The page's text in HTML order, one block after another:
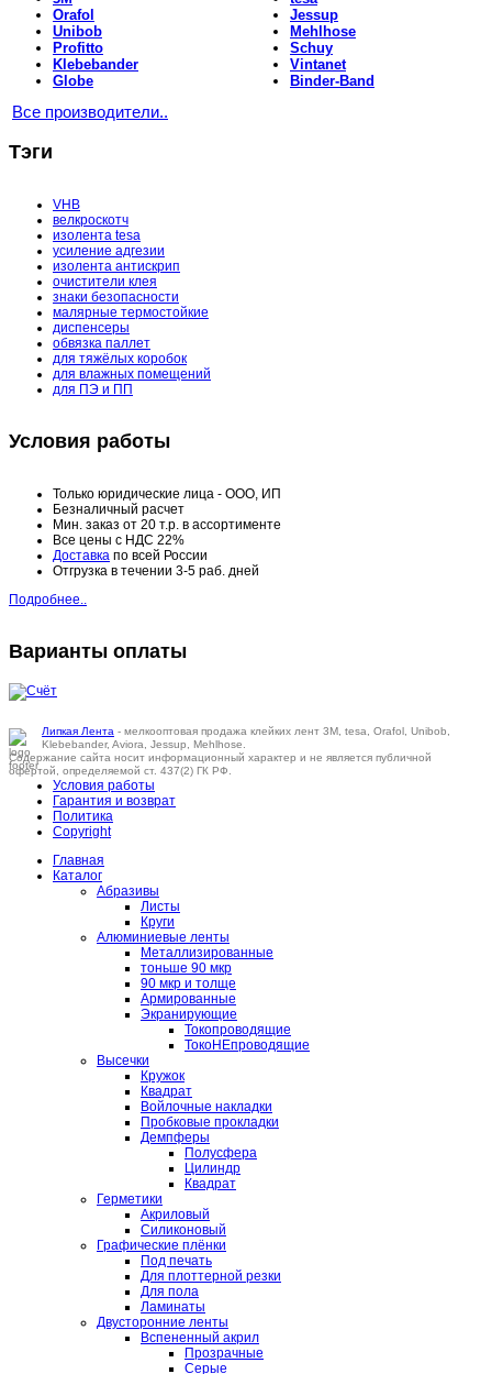
Orafol
Unibob
Profitto
Klebebander
Globe
Jessup
Mehlhose
Schuy
Vintanet
Binder-Band
Все производители..
Тэги
VHB
велкроскотч
изолента tesa
усиление адгезии
изолента антискрип
очистители клея
знаки безопасности
малярные термостойкие
диспенсеры
обвязка паллет
для тяжёлых коробок
для влажных помещений
для ПЭ и ПП
Условия работы
Только юридические лица - ООО, ИП
Безналичный расчет
Мин. заказ от 20 т.р. в ассортименте
Все цены с НДС 22%
Доставка по всей России
Отгрузка в течении 3-5 раб. дней
Подробнее..
Варианты оплаты
Липкая Лента - мелкооптовая продажа клейких лент 3M, tesa, Orafol, Unibob,
Klebebander, Aviora, Jessup, Mehlhose.
Содержание сайта носит информационный характер и не является публичной
офертой, определяемой ст. 437(2) ГК РФ.
Условия работы
Гарантия и возврат
Политика
Copyright
Главная
Каталог
Абразивы
Листы
Круги
Алюминиевые ленты
Металлизированные
тоньше 90 мкр
90 мкр и толще
Армированные
Экранирующие
Токопроводящие
ТокоНЕпроводящие
Высечки
Кружок
Квадрат
Войлочные накладки
Пробковые прокладки
Демпферы
Полусфера
Цилиндр
Квадрат
Герметики
Акриловый
Силиконовый
Графические плёнки
Под печать
Для плоттерной резки
Для пола
Ламинаты
Двусторонние ленты
Вспененный акрил
Прозрачные
Серые